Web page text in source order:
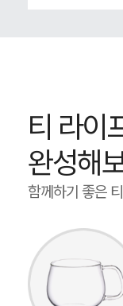
티 라이
완성해
함께하기 좋은